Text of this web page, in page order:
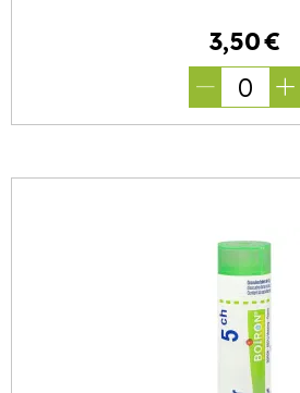
3,50€
0